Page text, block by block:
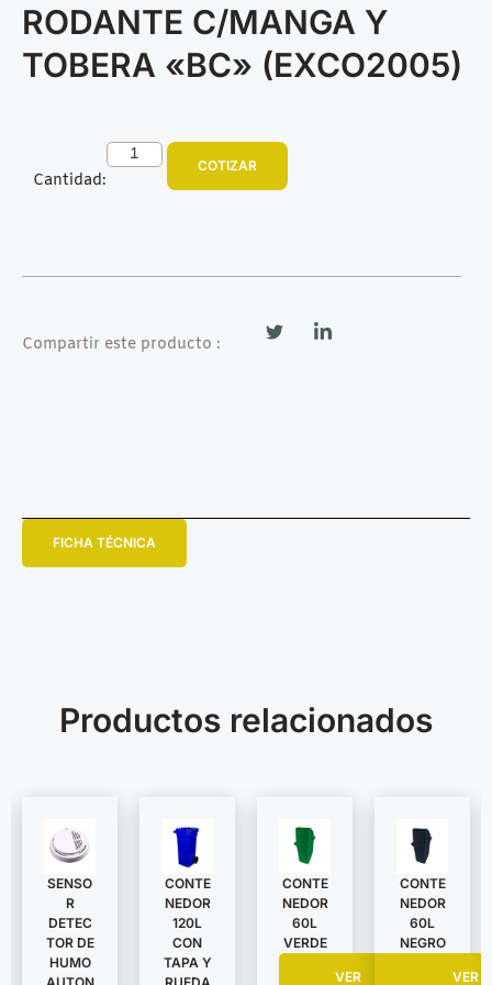
RODANTE C/MANGA Y
TOBERA «BC» (EXCO2005)
Cantidad:
COTIZAR
Compartir este producto :
FICHA TÉCNICA
Productos relacionados
SENSO
R
DETEC
TOR DE
HUMO
CONTE
NEDOR
120L
CON
TAPA Y
CONTE
NEDOR
60L
VERDE
VER
CONTE
NEDOR
60L
NEGRO
VER